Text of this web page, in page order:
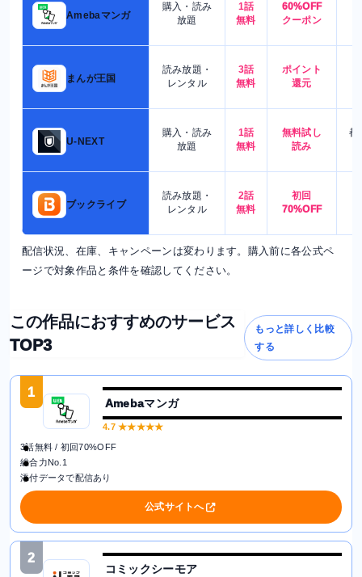
Amebaマンガ
購入・読み
放題
1話
無料
60%OFF
クーポン
まんが王国
読み放題・
レンタル
3話
無料
ポイント
還元
U-NEXT
購入・読み
放題
1話
無料
無料試し
読み
都
ブックライブ
読み放題・
レンタル
2話
無料
初回
70%OFF
配信状況、在庫、キャンペーンは変わります。購入前に各公式ペ
ージで対象作品と条件を確認してください。
この作品におすすめのサービス
TOP3
もっと詳しく比較
する
1
Amebaマンガ
4.7★★★★★
3話無料 / 初回70%OFF
総合力No.1
添付データで配信あり
公式サイトへ
2
コミックシーモア